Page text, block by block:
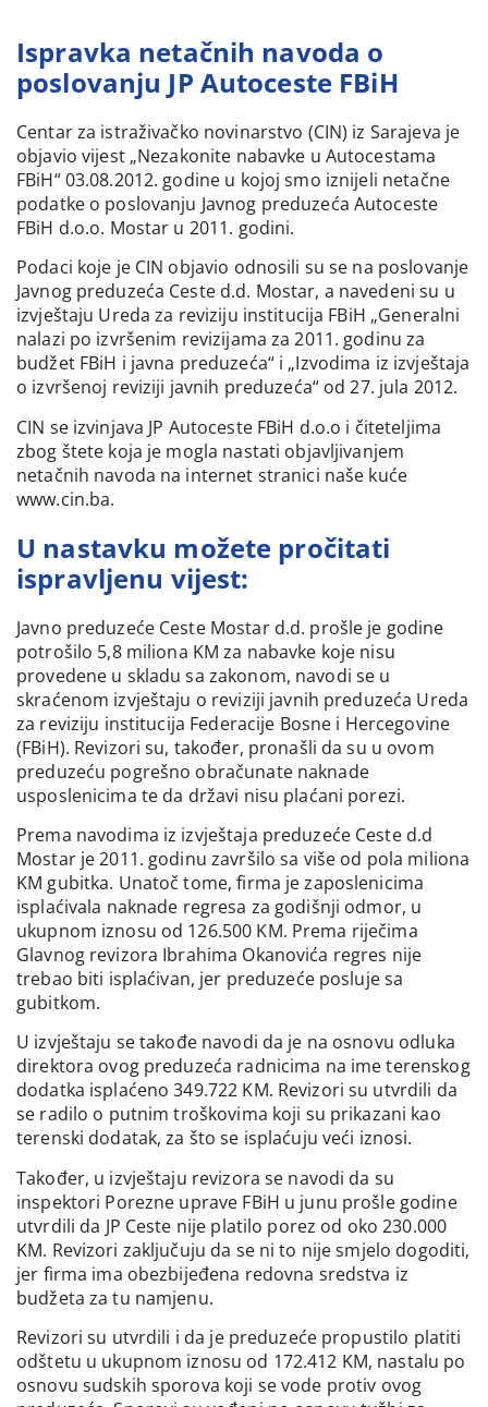
Ispravka netačnih navoda o
poslovanju JP Autoceste FBiH
Centar za istraživačko novinarstvo (CIN) iz Sarajeva je
objavio vijest „Nezakonite nabavke u Autocestama
FBiH“ 03.08.2012. godine u kojoj smo iznijeli netačne
podatke o poslovanju Javnog preduzeća Autoceste
FBiH d.o.o. Mostar u 2011. godini.
Podaci koje je CIN objavio odnosili su se na poslovanje
Javnog preduzeća Ceste d.d. Mostar, a navedeni su u
izvještaju Ureda za reviziju institucija FBiH „Generalni
nalazi po izvršenim revizijama za 2011. godinu za
budžet FBiH i javna preduzeća“ i „Izvodima iz izvještaja
o izvršenoj reviziji javnih preduzeća“ od 27. jula 2012.
CIN se izvinjava JP Autoceste FBiH d.o.o i čiteteljima
zbog štete koja je mogla nastati objavljivanjem
netačnih navoda na internet stranici naše kuće
www.cin.ba.
U nastavku možete pročitati
ispravljenu vijest:
Javno preduzeće Ceste Mostar d.d. prošle je godine
potrošilo 5,8 miliona KM za nabavke koje nisu
provedene u skladu sa zakonom, navodi se u
skraćenom izvještaju o reviziji javnih preduzeća Ureda
za reviziju institucija Federacije Bosne i Hercegovine
(FBiH). Revizori su, također, pronašli da su u ovom
preduzeću pogrešno obračunate naknade
usposlenicima te da državi nisu plaćani porezi.
Prema navodima iz izvještaja preduzeće Ceste d.d
Mostar je 2011. godinu završilo sa više od pola miliona
KM gubitka. Unatoč tome, firma je zaposlenicima
isplaćivala naknade regresa za godišnji odmor, u
ukupnom iznosu od 126.500 KM. Prema riječima
Glavnog revizora Ibrahima Okanovića regres nije
trebao biti isplaćivan, jer preduzeće posluje sa
gubitkom.
U izvještaju se takođe navodi da je na osnovu odluka
direktora ovog preduzeća radnicima na ime terenskog
dodatka isplaćeno 349.722 KM. Revizori su utvrdili da
se radilo o putnim troškovima koji su prikazani kao
terenski dodatak, za što se isplaćuju veći iznosi.
Također, u izvještaju revizora se navodi da su
inspektori Porezne uprave FBiH u junu prošle godine
utvrdili da JP Ceste nije platilo porez od oko 230.000
KM. Revizori zaključuju da se ni to nije smjelo dogoditi,
jer firma ima obezbijeđena redovna sredstva iz
budžeta za tu namjenu.
Revizori su utvrdili i da je preduzeće propustilo platiti
odštetu u ukupnom iznosu od 172.412 KM, nastalu po
osnovu sudskih sporova koji se vode protiv ovog